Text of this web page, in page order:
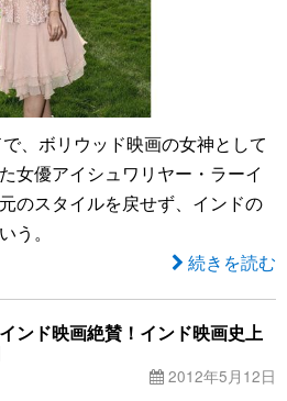
、ボリウッド映画の女神として
女優アイシュワリヤー・ラーイ
のスタイルを戻せず、インドの
う。
続きを読む
ンド映画絶賛！インド映画史上
2012年5月12日